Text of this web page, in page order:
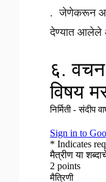
. जेणेकरून
देण्यात आलेले